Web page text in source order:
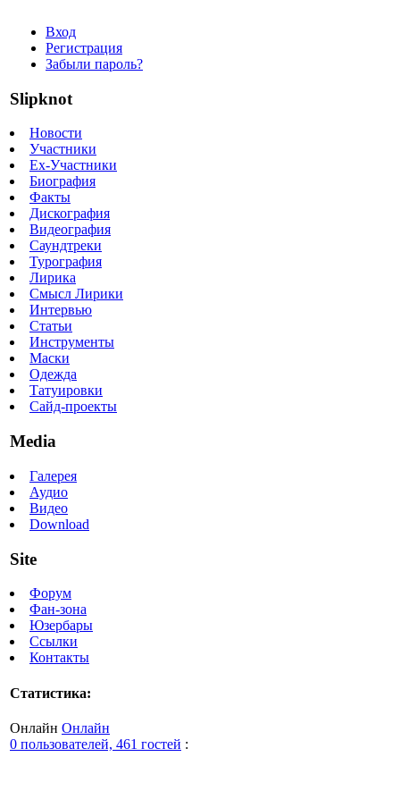
Вход
Регистрация
Забыли пароль?
Slipknot
Новости
Участники
Ex-Участники
Биография
Факты
Дискография
Видеография
Саундтреки
Турография
Лирика
Смысл Лирики
Интервью
Статьи
Инструменты
Маски
Одежда
Татуировки
Сайд-проекты
Media
Галерея
Аудио
Видео
Download
Site
Форум
Фан-зона
Юзербары
Ссылки
Контакты
Статистика:
Онлайн Онлайн
0 пользователей, 461 гостей :